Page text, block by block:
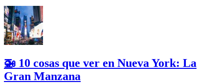
🚁 10 cosas que ver en Nueva York: La
Gran Manzana